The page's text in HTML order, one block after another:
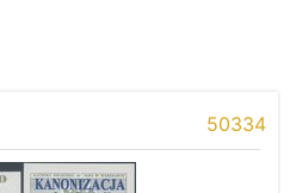
50334